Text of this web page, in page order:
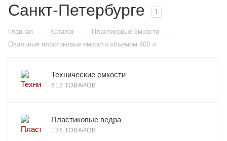
Санкт-Петербурге
1
Главная — Каталог — Пластиковые емкости —
Овальные пластиковые емкости объемом 400 л
Технические емкости
612 ТОВАРОВ
Пластиковые ведра
136 ТОВАРОВ